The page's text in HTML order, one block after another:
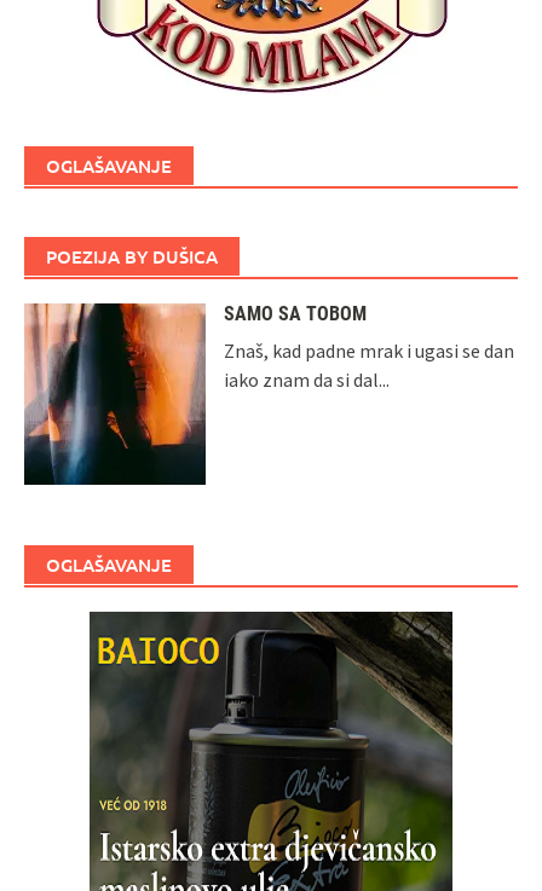
OGLAŠAVANJE
POEZIJA BY DUŠICA
SAMO SA TOBOM
Znaš, kad padne mrak i ugasi se dan
iako znam da si dal...
OGLAŠAVANJE